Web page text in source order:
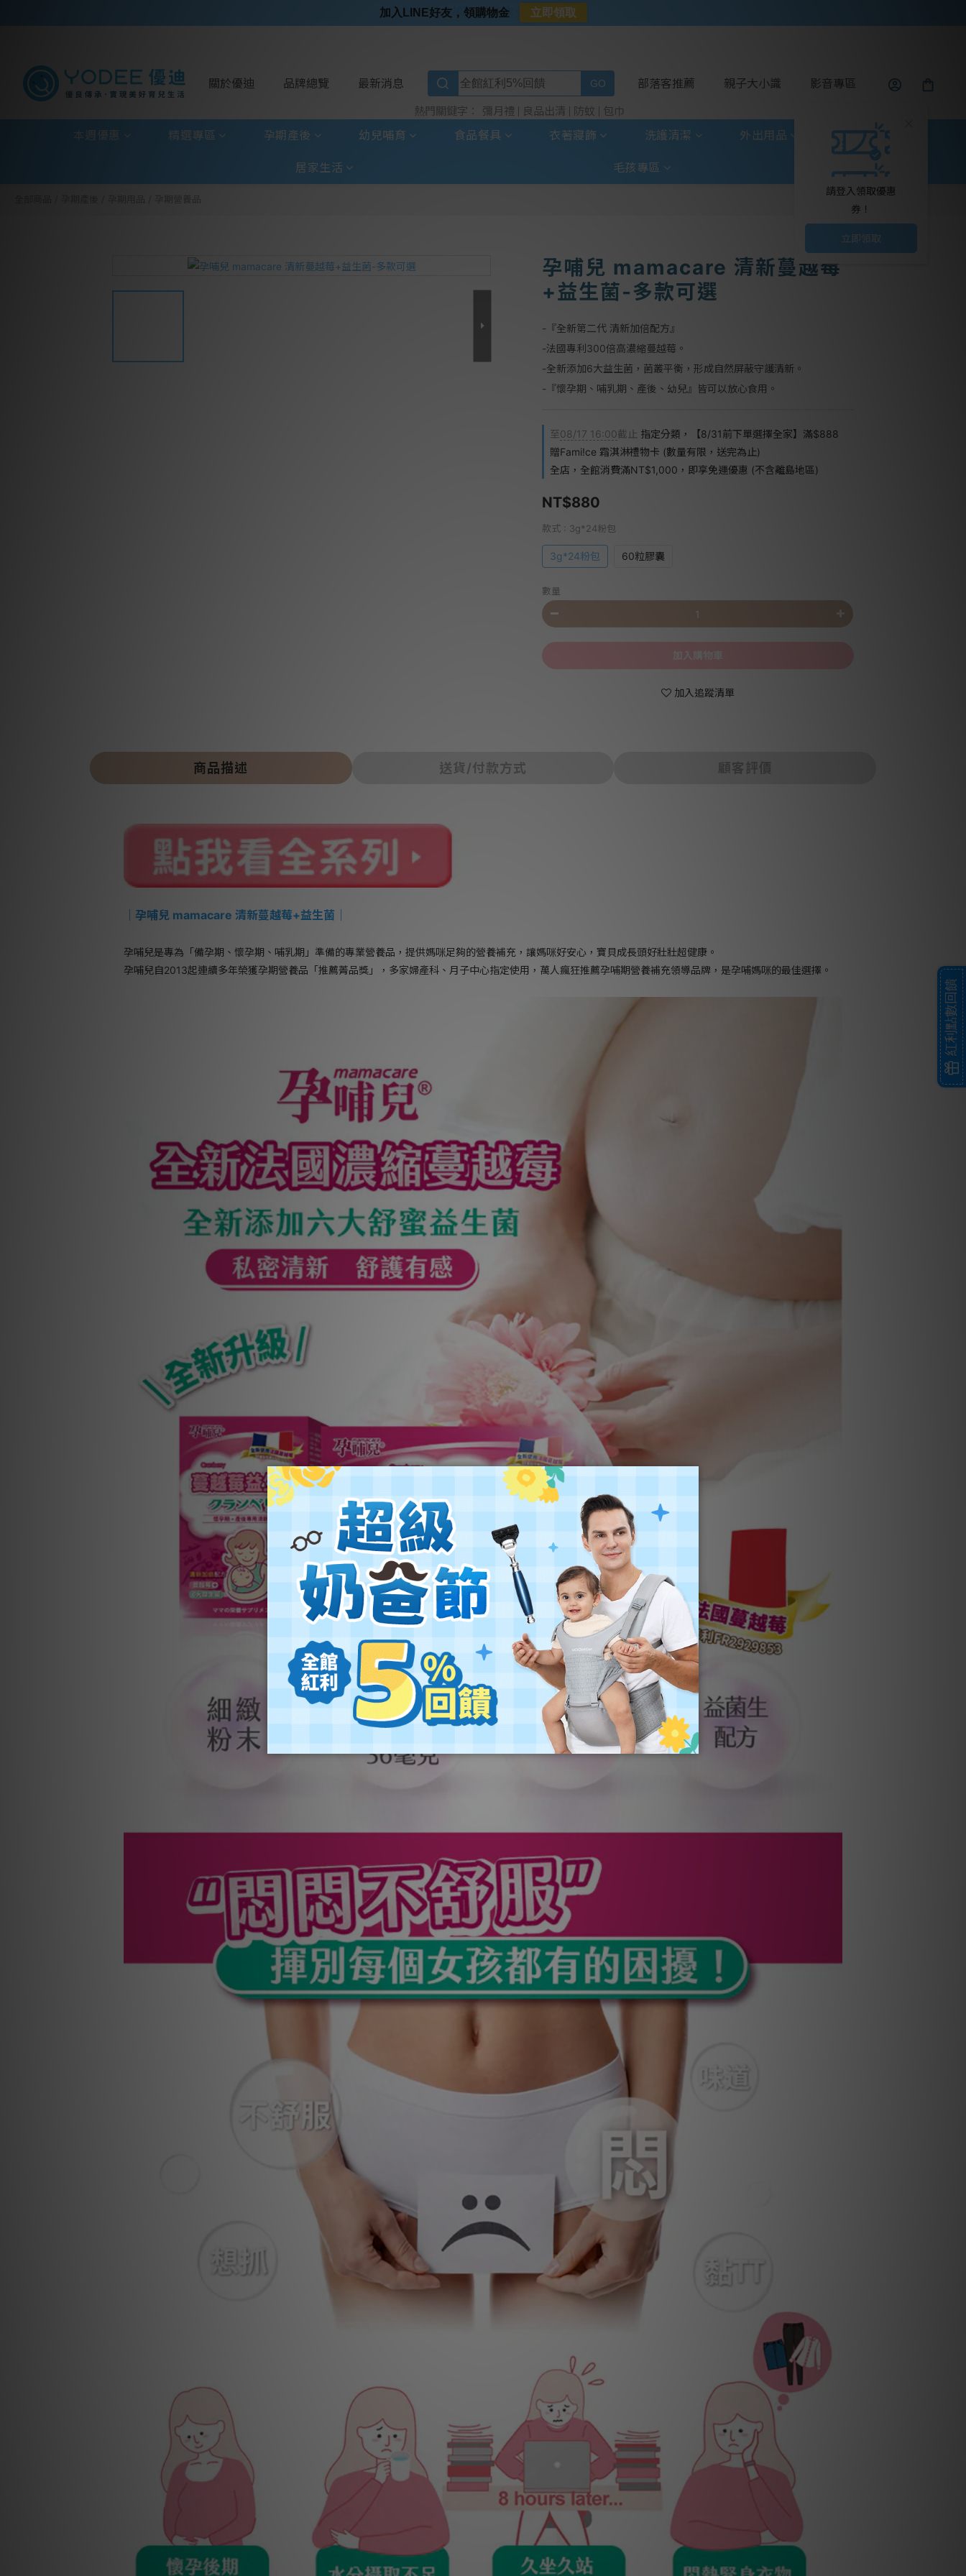
⭐加入LINE好友⭐
⭐超取選全家⭐滿$888贈霜淇淋禮物卡
關於優迪 品牌總覽 最新消息
熱門關鍵字： 彌月禮 良品出清 防蚊 包巾
部落客推薦 親子大小識 影音專區
請登入領取優惠
券！
立即領取
本週優惠 精選專區 孕期產後 幼兒哺育 食品餐具 衣著寢飾 洗護清潔 外出用品 玩具童書
居家生活 毛孩專區
孕哺兒 mamacare 清新蔓越莓
+益生菌-多款可選
-『全新第二代 清新加倍配方』
-法國專利300倍高濃縮蔓越莓。
-全新添加6大益生菌，菌叢平衡，形成自然屏蔽守護清新。
-『懷孕期、哺乳期、產後、幼兒』皆可以放心食用。
至08/17 16:00截止 指定分類，【8/31前下單選擇全家】滿$888
贈Fami!ce 霜淇淋禮物卡 (數量有限，送完為止)
全店，全館消費滿NT$1,000，即享免運優惠 (不含離島地區)
NT$880
款式 : 3g*24粉包
3g*24粉包 60粒膠囊
數量
加入追蹤清單
商品描述 送貨/付款方式 顧客評價
｜孕哺兒 mamacare 清新蔓越莓+益生菌｜
孕哺兒是專為「備孕期、懷孕期、哺乳期」準備的專業營養品，提供媽咪足夠的營養補充，讓媽咪好安心，寶貝成長頭好壯壯超健康。
孕哺兒自2013起連續多年榮獲孕期營養品「推薦菁品獎」，多家婦產科、月子中心指定使用，萬人瘋狂推薦孕哺期營養補充領導品牌，是孕哺媽咪的最佳選擇。
加入LINE好友，領購物金 立即領取
紅利點數回饋